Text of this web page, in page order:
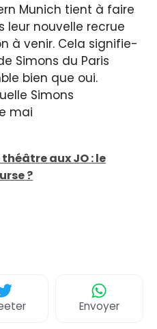
Munich tient à faire
leur nouvelle recrue
à venir. Cela signifie-
Simons du Paris
bien que oui.
Simons
mai
aux JO : le
?
Envoyer